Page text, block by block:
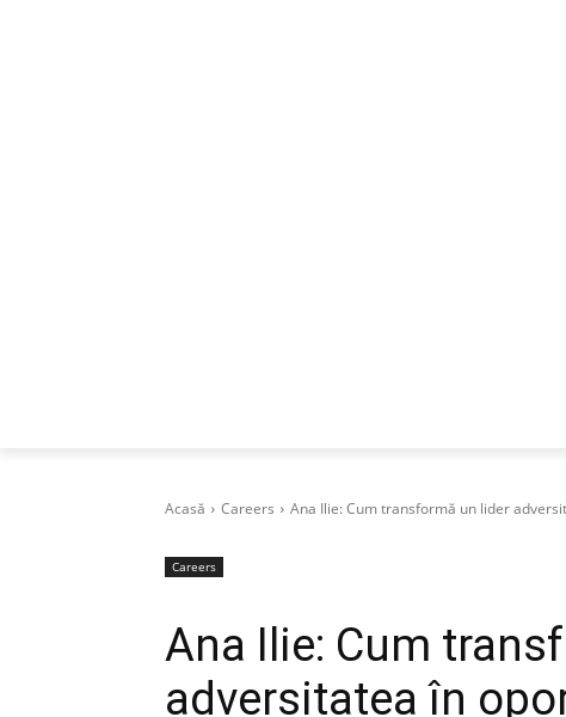
Acasă Careers Ana Ilie: Cum transformă un lider
Careers
Ana Ilie: Cum
adversitatea în